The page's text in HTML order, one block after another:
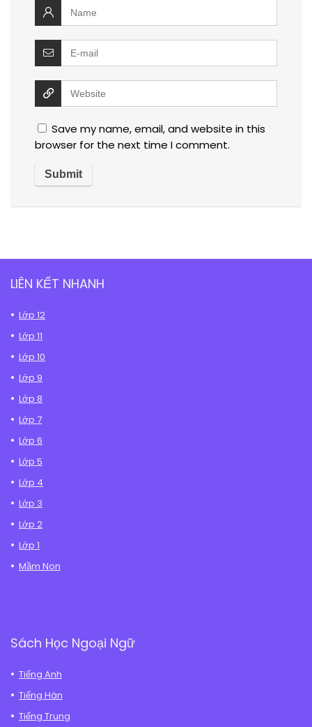
Save my name, email, and website in this
browser for the next time I comment.
LIÊN KẾT NHANH
Lớp 12
Lớp 11
Lớp 10
Lớp 9
Lớp 8
Lớp 7
Lớp 6
Lớp 5
Lớp 4
Lớp 3
Lớp 2
Lớp 1
Mầm Non
Sách Học Ngoại Ngữ
Tiếng Anh
Tiếng Hàn
Tiếng Trung